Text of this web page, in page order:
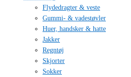
Flydedragter & veste
Gummi- & vadestøvler
Huer, handsker & hatte
Jakker
Regntøj
Skjorter
Sokker